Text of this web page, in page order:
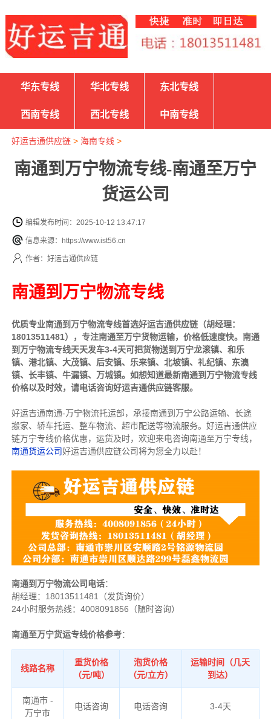
华东专线 华北专线 东北专线
西南专线 西北专线 中南专线
好运吉通供应链> 海南专线 >
南通到万宁物流专线-南通至万宁
货运公司
编辑发布时间：2025-10-12 13:47:17
信息来源：https://www.ist56.cn
作者：好运吉通供应链
南通到万宁物流专线
优质专业南通到万宁物流专线首选好运吉通供应链（胡经理：
18013511481），专注南通至万宁货物运输，价格低速度快。南通
到万宁物流专线天天发车3-4天可把货物送到万宁龙滚镇、和乐
镇、港北镇、大茂镇、后安镇、乐来镇、北坡镇、礼纪镇、东澳
镇、长丰镇、牛漏镇、万城镇。如想知道最新南通到万宁物流专线
价格以及时效，请电话咨询好运吉通供应链客服。
好运吉通南通-万宁物流托运部， 承接南通到万宁公路运输、长途
搬家、轿车托运、整车物流、超市配送等物流服务。 好运吉通供应
链万宁专线价格优惠，运货及时，欢迎来电咨询南通至万宁专线，
南通货运公司好运吉通供应链公司将为您全力以赴！
南通到万宁物流公司电话：
胡经理： 18013511481（发货询价）
24小时服务热线：4008091856（随时咨询）
南通至万宁货运专线价格参考：
线路名称
重货价格
（元/吨）
泡货价格
（元/立方）
运输时间（几天
到达）
南通市 -
万宁市
电话咨询 电话咨询 3-4天